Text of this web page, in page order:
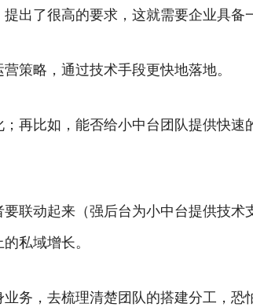
出了很高的要求，这就需要企业具备
策略，通过技术手段更快地落地。
再比如，能否给小中台团队提供快
联动起来（强后台为小中台提供技
私域增长。
务，去梳理清楚团队的搭建分工，恐